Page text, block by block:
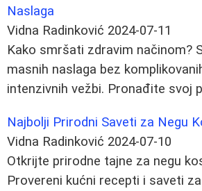
Naslaga
Vidna Radinković 2024-07-11
Kako smršati zdravim načinom?
masnih naslaga bez
intenzivnih vežbi. Pronađite svoj
Najbolji Prirodni Saveti za Negu
Vidna Radinković 2024-07-10
Otkrijte prirodne tajne za negu
Provereni kućni recepti i saveti